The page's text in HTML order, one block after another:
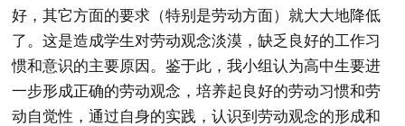
好，其它方面的要求（特别是劳动方面）就大大地降低
了。这是造成学生对劳动观念淡漠，缺乏良好的工作习
惯和意识的主要原因。鉴于此，我小组认为高中生要进
一步形成正确的劳动观念，培养起良好的劳动习惯和劳
动自觉性，通过自身的实践，认识到劳动观念的形成和